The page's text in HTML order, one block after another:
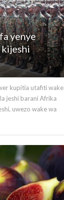
yenye
kijeshi
kupitia utafiti wake
jeshi barani Afrika
uwezo wake wa